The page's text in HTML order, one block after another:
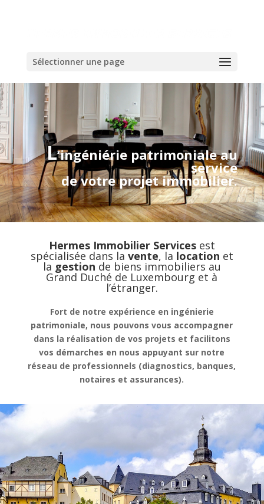
Sélectionner une page
L‘ingéniérie patrimoniale au
service
de votre projet immobilier.
Hermes Immobilier Servicesest
spécialisée dans la vente, la location et
la gestion de biens immobiliers au
Grand Duché de Luxembourg et à
l’étranger.
Fort de notre expérience en ingénierie
patrimoniale, nous pouvons vous accompagner
dans la réalisation de vos projets et facilitons
vos démarches en nous appuyant sur notre
réseau de professionnels (diagnostics, banques,
notaires et assurances).